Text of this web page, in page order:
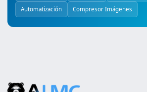
Automatización Compresor Imágenes